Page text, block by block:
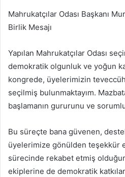
Mahrukatçılar Odası Başkanı
Birlik Mesajı
Yapılan Mahrukatçılar Odası
demokratik olgunluk ve yoğun
kongrede, üyelerimizin
seçilmiş bulunmaktayım.
başlamanın gururunu ve
Bu süreçte bana güvenen,
üyelerimize gönülden teşekkür
sürecinde rekabet etmiş
ekiplerine de demokratik